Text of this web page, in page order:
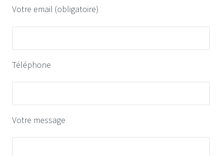
Votre email (obligatoire)
Téléphone
Votre message